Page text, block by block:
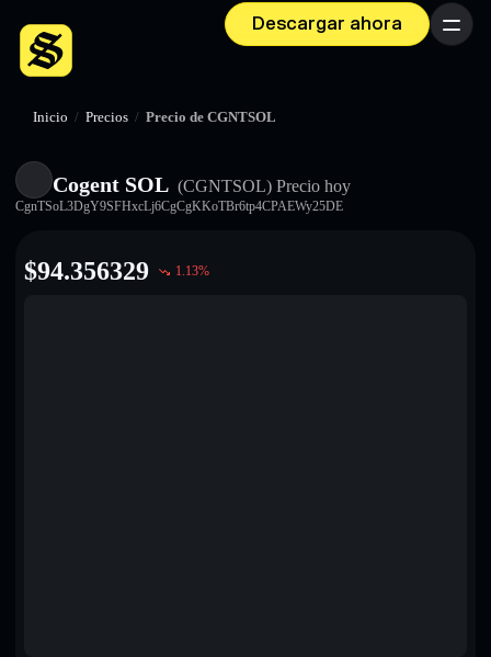
Descargar ahora Menú
Inicio / Precios / Precio de CGNTSOL
Cogent SOL (CGNTSOL) Precio hoy
CgnTSoL3DgY9SFHxcLj6CgCgKKoTBr6tp4CPAEWy25DE
$94.356329 1.13%